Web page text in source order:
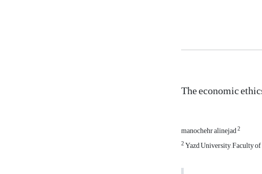
The economic
manochehr alinejad2
2Yazd University, Faculty